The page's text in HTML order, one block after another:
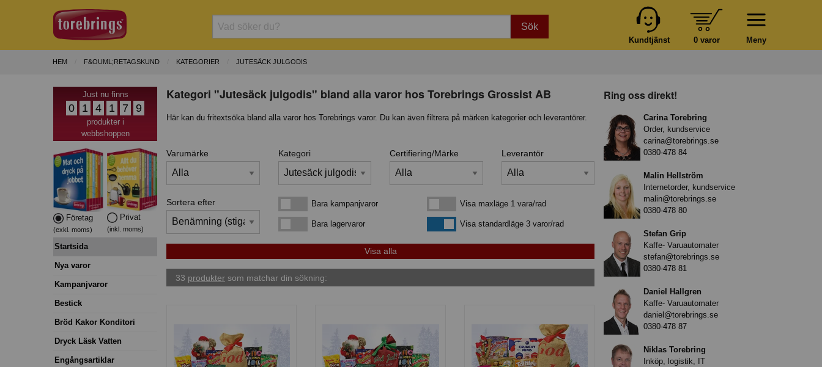
Sök
Meny
0 varor
Kundtjänst
HEM F&OUML;RETAGSKUND KATEGORIER JUTESÄCK JULGODIS
Just nu finns
0 1 4 1 7 9
produkter i
webbshoppen
Företag
(exkl. moms)
Privat
(inkl. moms)
Startsida
Nya varor
Kampanjvaror
Bestick
Bröd Kakor Konditori
Dryck Läsk Vatten
Engångsartiklar
Kategori "Jutesäck julgodis" bland alla varor hos Torebrings Grossist AB
Här kan du fritextsöka bland alla varor hos Torebrings varor. Du kan även filtrera på märken kategorier och leverantörer.
Varumärke Kategori Certifiering/Märke Leverantör
Sortera efter Bara kampanjvarorBara kampanjvaror
Bara lagervarorBara lagervaror
Visa maxläge 1 vara/rad
Visa maxläge 1 vara/rad
Visa standardlägeVisa standardläge 3 varor/rad
33 produkter som matchar din sökning:
Ring oss direkt!
Carina Torebring
Order, kundservice
carina@torebrings.se
0380-478 84
Malin Hellström
Internetorder, kundservice
malin@torebrings.se
0380-478 80
Stefan Grip
Kaffe- Varuautomater
stefan@torebrings.se
0380-478 81
Daniel Hallgren
Kaffe- Varuautomater
daniel@torebrings.se
0380-478 87
Niklas Torebring
Inköp, logistik, IT